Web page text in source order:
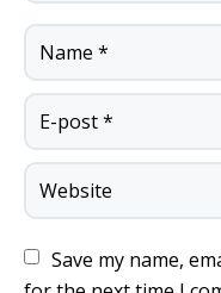
Save my name,